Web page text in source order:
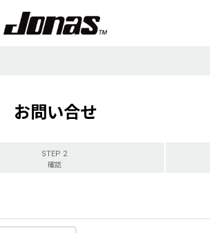
お問い合せ
STEP 2
確認